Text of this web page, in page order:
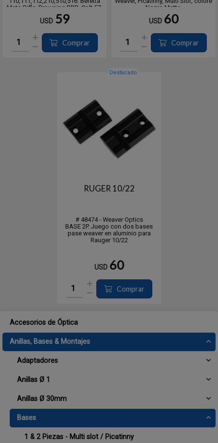
Accesorios de Óptica
Anillas, Bases & Montajes
Adaptadores
Anillas Ø 1
Anillas Ø 30mm
Bases
1 & 2 Piezas - Multi slot / Picatinny
Mato Rifle, Browning BBR, Colt 57,
Enfield 70, Marlin MR7,445, Mauser
98,FN96, Ruger American,
52,70,670,770.
Trasera: Savage
AXIS,110FP,10FP,FV, Winches...
USD 59
Comprar
Negro Matte.
Blister contiene 2 bases que
incluye tornillos #102491.
USD 60
Comprar
Destacado
RUGER 10/22
# 48474 - Weaver Optics
BASE 2P. Juego con dos bases
pase weaver en aluminio para
Rauger 10/22
USD 60
Comprar